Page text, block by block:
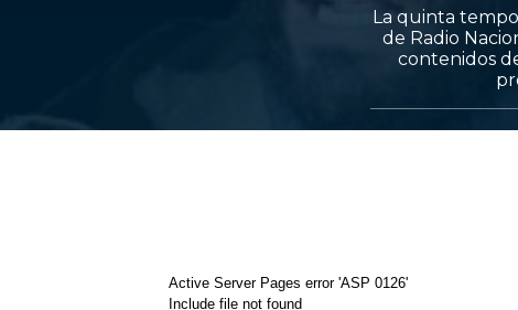
La quinta
de Radio
contenidos
Active Server Pages error 'ASP 0126'
Include file not found